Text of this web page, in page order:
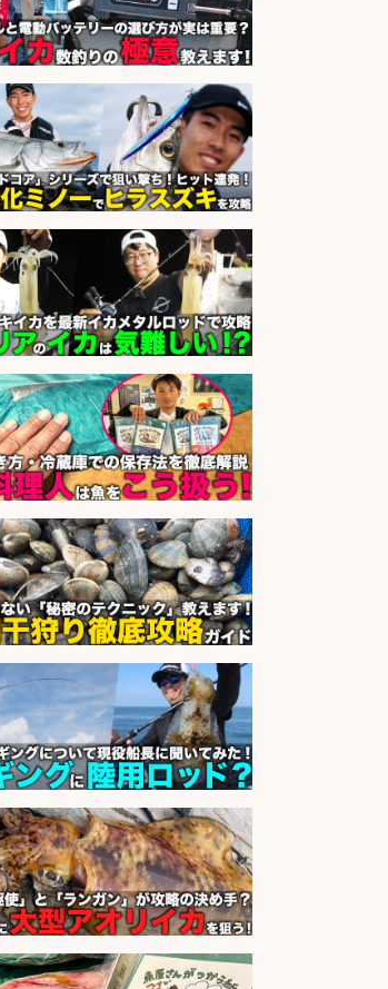
魚コーナーで魚のカットや
め/重量物なし/定着率抜群
sponsored by 求人ボックス
らに求人情報を見る